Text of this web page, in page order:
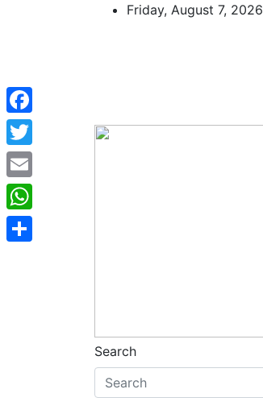
Friday, August 7, 2026
Search
Facebook
Twitter
Email
WhatsApp